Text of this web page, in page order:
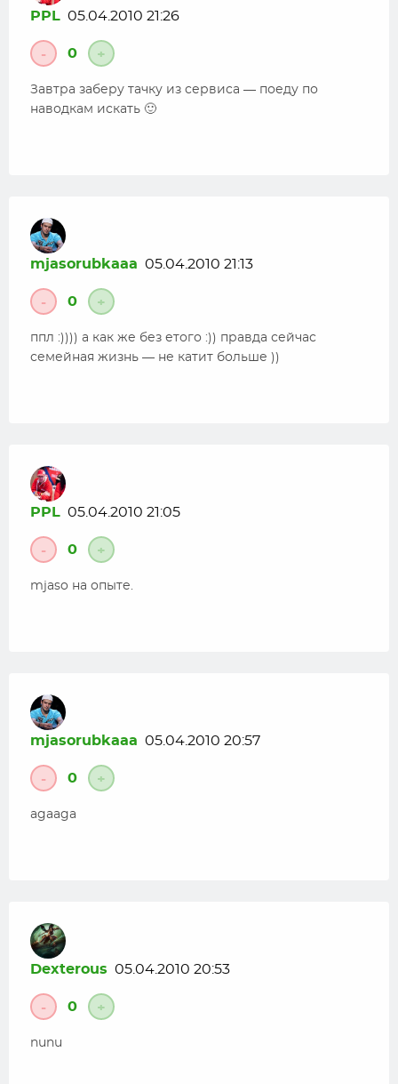
PPL 05.04.2010 21:26
- 0 +
Завтра заберу тачку из сервиса — поеду по
наводкам искать 🙂
mjasorubkaaa 05.04.2010 21:13
- 0 +
ппл :)))) а как же без етого :)) правда сейчас
семейная жизнь — не катит больше ))
PPL 05.04.2010 21:05
- 0 +
mjaso на опыте.
mjasorubkaaa 05.04.2010 20:57
- 0 +
agaaga
Dexterous 05.04.2010 20:53
- 0 +
nunu